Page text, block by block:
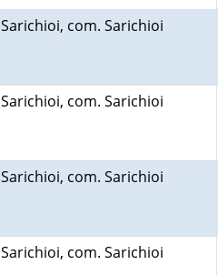
Sarichioi, com. Sarichioi
Sarichioi, com. Sarichioi
Sarichioi, com. Sarichioi
Sarichioi, com. Sarichioi